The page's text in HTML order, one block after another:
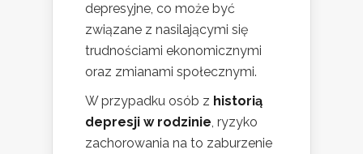
depresyjne, co może być
związane z nasilającymi się
trudnościami ekonomicznymi
oraz zmianami społecznymi.
W przypadku osób z historią
depresji w rodzinie, ryzyko
zachorowania na to zaburzenie